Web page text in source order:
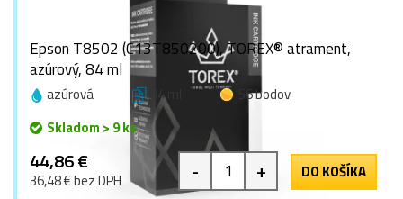
Epson T8502 (C13T850200), TOREX® atrament,
azúrový, 84 ml
azúrová 84 ml
56 bodov
Skladom > 9 ks
44,86 €
36,48 € bez DPH - + DO KOŠÍKA